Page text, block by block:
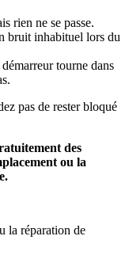
rien ne se passe.
bruit inhabituel lors du
tourne dans
pas de rester bloqué
des
ou la
la réparation de